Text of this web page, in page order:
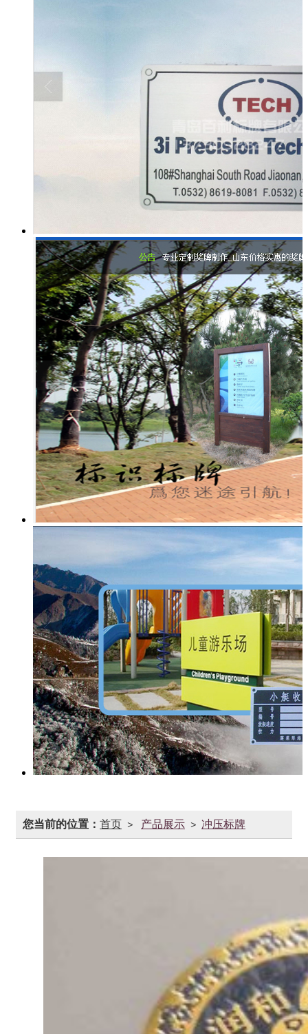
您当前的位置： 首页 > 产品展示 > 冲压标牌